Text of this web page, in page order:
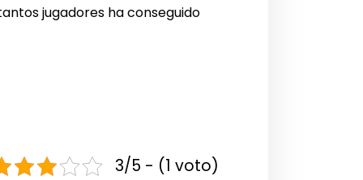
jugadores ha conseguido
3/5 - (1 voto)